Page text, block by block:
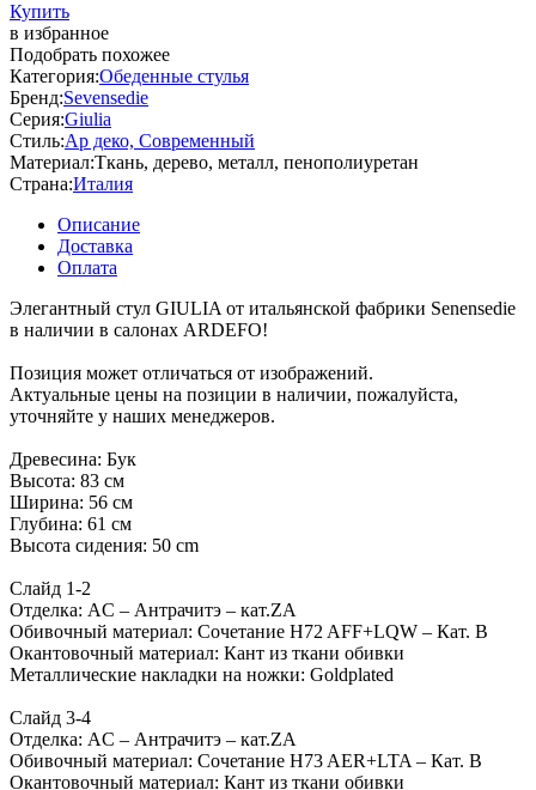
Купить
в избранное
Подобрать похожее
Категория:Обеденные стулья
Бренд:Sevensedie
Серия:Giulia
Стиль:Ар деко, Современный
Материал:Ткань, дерево, металл, пенополиуретан
Страна:Италия
Описание
Доставка
Оплата
Элегантный стул GIULIA от итальянской фабрики Senensedie
в наличии в салонах ARDEFO!
Позиция может отличаться от изображений.
Актуальные цены на позиции в наличии, пожалуйста,
уточняйте у наших менеджеров.
Древесина: Бук
Высота: 83 см
Ширина: 56 см
Глубина: 61 см
Высота сидения: 50 cm
Слайд 1-2
Отделка: AC – Антрачитэ – кат.ZA
Обивочный материал: Cочетание H72 AFF+LQW – Кат. B
Окантовочный материал: Кант из ткани обивки
Металлические накладки на ножки: Goldplated
Слайд 3-4
Отделка: AC – Антрачитэ – кат.ZA
Обивочный материал: Cочетание H73 AER+LTA – Кат. B
Окантовочный материал: Кант из ткани обивки